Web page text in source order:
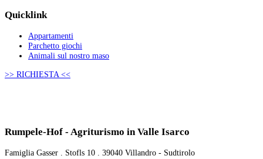
Quicklink
Appartamenti
Parchetto giochi
Animali sul nostro maso
>> RICHIESTA <<
Rumpele-Hof - Agriturismo in Valle Isarco
Famiglia Gasser . Stofls 10 . 39040 Villandro - Sudtirolo